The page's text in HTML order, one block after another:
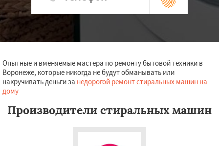
Опытные и вменяемые мастера по ремонту бытовой техники в
Воронеже, которые никогда не будут обманывать или
накручивать деньги за недорогой ремонт стиральных машин на
дому
Производители стиральных машин